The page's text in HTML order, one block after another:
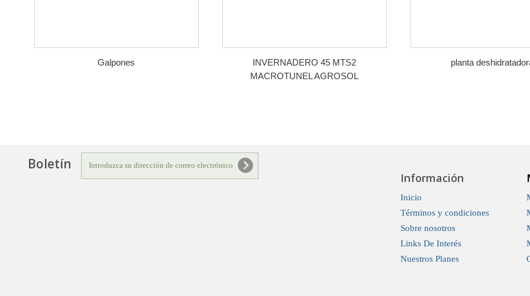
Galpones
INVERNADERO 45 MTS2
MACROTUNEL AGROSOL
planta
Boletín
Información
Inicio
Términos y condiciones
Sobre nosotros
Links De Interés
Nuestros Planes